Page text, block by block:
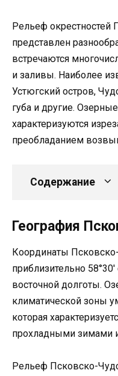
Рельеф окрестностей
представлен
встречаются
и заливы. Наиболее
Устюгский остров,
губа и другие.
характеризуются
преобладанием
Содержание
География
Координаты
приблизительно
восточной долготы.
климатической зоны
которая
прохладными зимами
Рельеф Псковско-